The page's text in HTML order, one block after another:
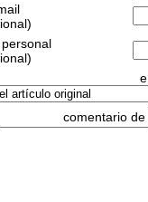
comentario de